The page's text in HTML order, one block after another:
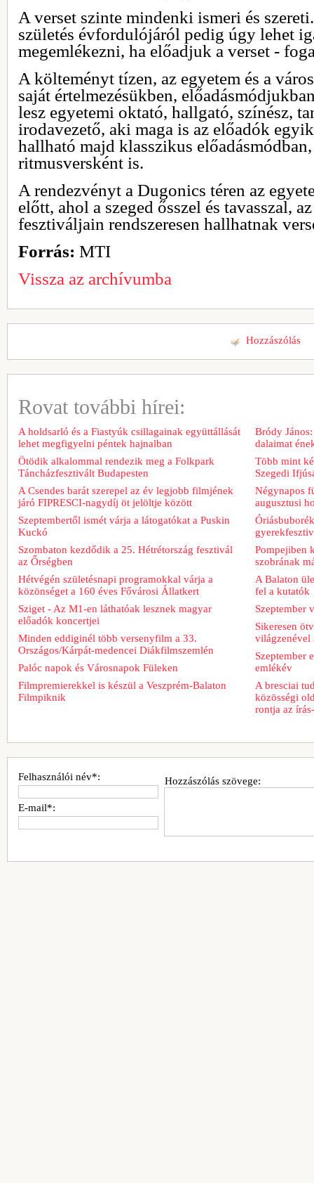
A verset szinte mindenki ismeri és
születés évfordulójáról pedig úgy lehet
megemlékezni, ha előadjuk a verset -
A költeményt tízen, az egyetem és a
saját értelmezésükben,
lesz egyetemi oktató, hallgató, színész,
irodavezető, aki maga is az előadók
hallható majd klasszikus
ritmusversként is.
A rendezvényt a Dugonics téren az
előtt, ahol a szeged ősszel és tavasszal,
fesztiváljain rendszeresen hallhatnak
Forrás: MTI
Vissza az archívumba
Hozzászólás
Rovat további hírei:
A holdsarló és a Fiastyúk csillagainak együttállását
lehet megfigyelni péntek hajnalban
Ötödik alkalommal rendezik meg a Folkpark
Táncházfesztivált Budapesten
A Csendes barát szerepel az év legjobb filmjének
járó FIPRESCI-nagydíj öt jelöltje között
Szeptembertől ismét várja a látogatókat a Puskin
Kuckó
Szombaton kezdődik a 25. Hétrétország fesztivál
az Őrségben
Hétvégén születésnapi programokkal várja a
közönséget a 160 éves Fővárosi Állatkert
Sziget - Az M1-en láthatóak lesznek magyar
előadók koncertjei
Minden eddiginél több versenyfilm a 33.
Országos/Kárpát-medencei Diákfilmszemlén
Palóc napok és Városnapok Füleken
Filmpremierekkel is készül a Veszprém-Balaton
Filmpiknik
Bródy
dalaimat
Több mint
Szegedi
Négynapos
augusztusi
Pompejiben
szobrának
A Balaton
fel a kutatók
Szeptember
Sikeresen
világzenével
Szeptember
emlékév
A bresciai
közösségi
rontja az
Hozzászólás szövege:
Felhasználói név*:
E-mail*: